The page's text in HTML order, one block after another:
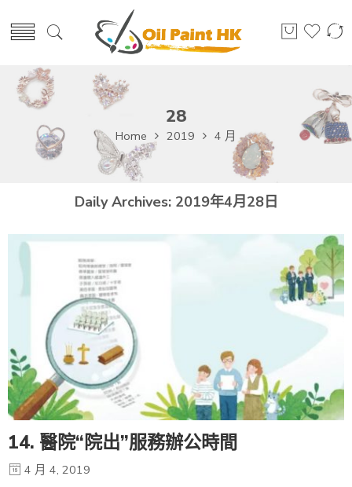
28
Home 2019 4 月
Daily Archives: 2019年4月28日
14. 醫院“院出”服務辦公時間
4 月 4, 2019